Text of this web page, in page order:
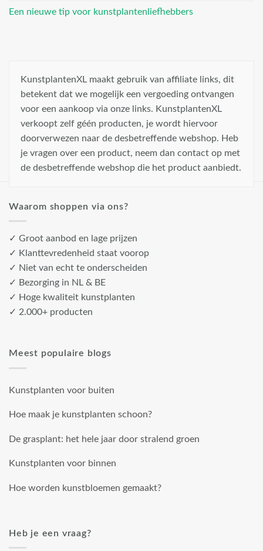
Een nieuwe tip voor kunstplantenliefhebbers
KunstplantenXL maakt gebruik van affiliate links, dit
betekent dat we mogelijk een vergoeding ontvangen
voor een aankoop via onze links. KunstplantenXL
verkoopt zelf géén producten, je wordt hiervoor
doorverwezen naar de desbetreffende webshop. Heb
je vragen over een product, neem dan contact op met
de desbetreffende webshop die het product aanbiedt.
Waarom shoppen via ons?
✓ Groot aanbod en lage prijzen
✓ Klanttevredenheid staat voorop
✓ Niet van echt te onderscheiden
✓ Bezorging in NL & BE
✓ Hoge kwaliteit kunstplanten
✓ 2.000+ producten
Meest populaire blogs
Kunstplanten voor buiten
Hoe maak je kunstplanten schoon?
De grasplant: het hele jaar door stralend groen
Kunstplanten voor binnen
Hoe worden kunstbloemen gemaakt?
Heb je een vraag?